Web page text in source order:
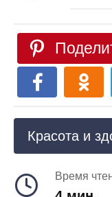
Красота и
Время